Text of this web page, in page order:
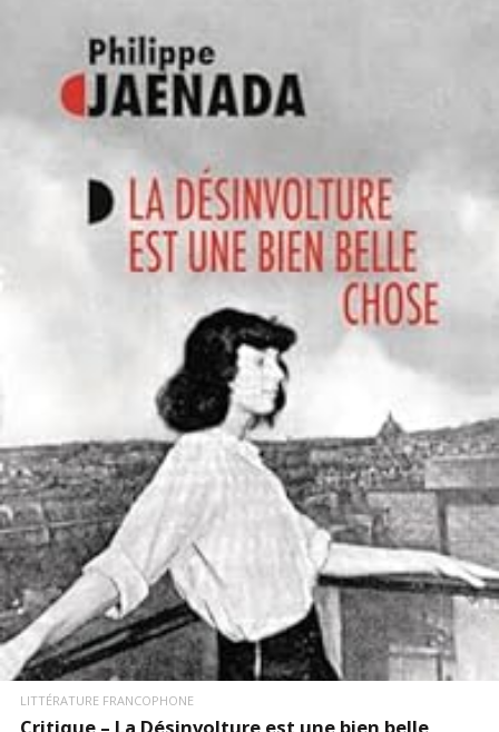
LIRE LA SUITE
LITTÉRATURE FRANCOPHONE